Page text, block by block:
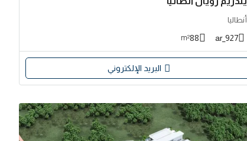
أنطاليا
927_ar
88
m²
البريد الإلكتروني